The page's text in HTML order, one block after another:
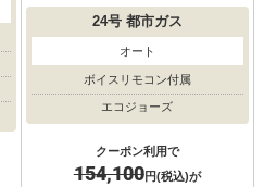
24号都市ガス
オート
ボイスリモコン付属
エコジョーズ
クーポン利用で
154,100円(税込)が